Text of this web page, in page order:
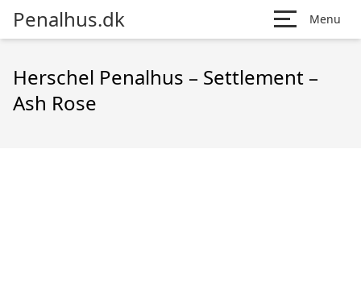
Penalhus.dk Menu
Herschel Penalhus – Settlement –
Ash Rose